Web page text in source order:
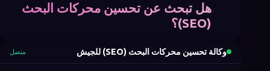
تحليل الاحتياجات وتحديد الأهداف
هل تبحث عن تحسين محركات البحث
(SEO)؟
وكالة تحسين محركات البحث (SEO) للجيش متصل